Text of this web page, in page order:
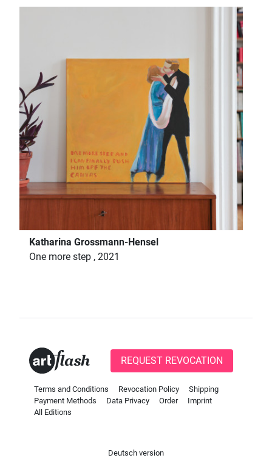
Katharina Grossmann-Hensel
One more step , 2021
REQUEST REVOCATION
Terms and Conditions Revocation Policy
Shipping
Payment Methods
Data Privacy Order
Imprint
All Editions
Deutsch version